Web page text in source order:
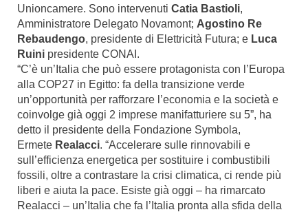
Unioncamere. Sono intervenuti Catia Bastioli,
Amministratore Delegato Novamont; Agostino Re
Rebaudengo, presidente di Elettricità Futura; e Luca
Ruini presidente CONAI.
“C’è un’Italia che può essere protagonista con l’Europa
alla COP27 in Egitto: fa della transizione verde
un’opportunità per rafforzare l’economia e la società e
coinvolge già oggi 2 imprese manifatturiere su 5”, ha
detto il presidente della Fondazione Symbola,
Ermete Realacci. “Accelerare sulle rinnovabili e
sull’efficienza energetica per sostituire i combustibili
fossili, oltre a contrastare la crisi climatica, ci rende più
liberi e aiuta la pace. Esiste già oggi – ha rimarcato
Realacci – un’Italia che fa l’Italia pronta alla sfida della